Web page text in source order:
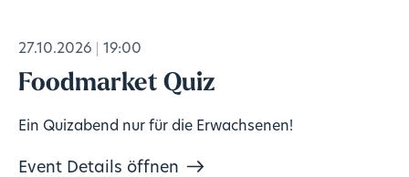
27.10.2026 19:00
Foodmarket Quiz
Ein Quizabend nur für die Erwachsenen!
Event Details öffnen